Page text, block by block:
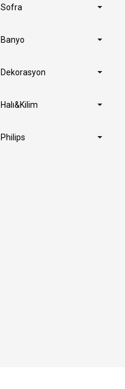
Sofra
Banyo
Dekorasyon
Halı&Kilim
Philips